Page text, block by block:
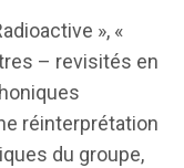
», «
– revisités en
réinterprétation
du groupe,